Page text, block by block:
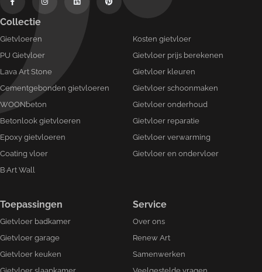
Collectie
Gietvloeren
PU Gietvloer
Lava Art Stone
Cementgebonden gietvloeren
WOONbeton
Betonlook gietvloeren
Epoxy gietvloeren
Coating vloer
B·Art Wall
Kosten gietvloer
Gietvloer prijs berekenen
Gietvloer kleuren
Gietvloer schoonmaken
Gietvloer onderhoud
Gietvloer reparatie
Gietvloer verwarming
Gietvloer en ondervloer
Toepassingen
Gietvloer badkamer
Gietvloer garage
Gietvloer keuken
Service
Over ons
Renew Art
Samenwerken